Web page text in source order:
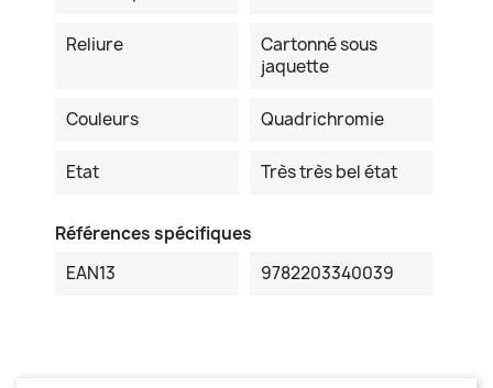
Reliure
Cartonné sous
jaquette
Couleurs Quadrichromie
Etat Très très bel état
Références spécifiques
EAN13
9782203340039